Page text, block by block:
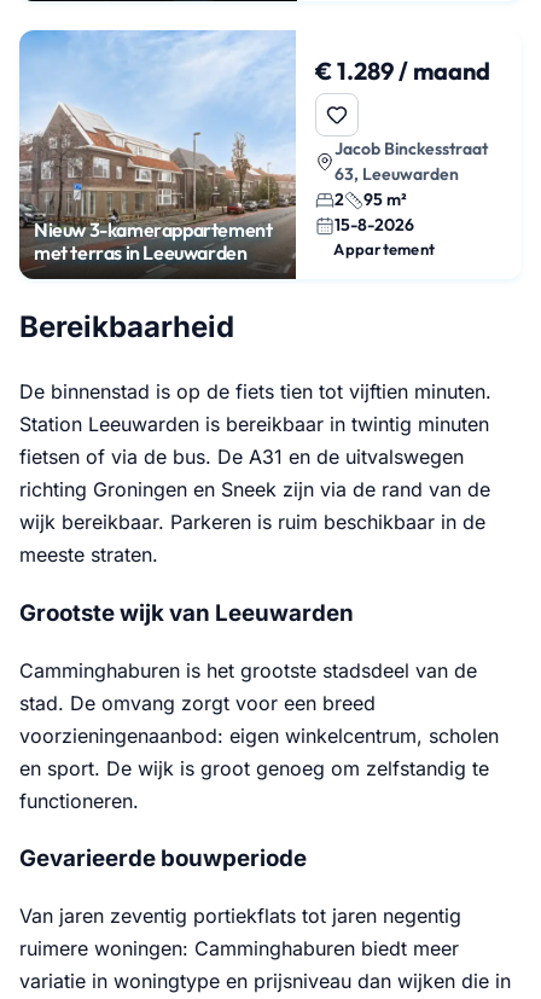
Nieuw 3-kamerappartement
met terras in Leeuwarden
€ 1.289 / maand
Jacob Binckesstraat
63, Leeuwarden
2
95 m²
15-8-2026
Appartement
Bereikbaarheid
De binnenstad is op de fiets tien tot vijftien minuten.
Station Leeuwarden is bereikbaar in twintig minuten
fietsen of via de bus. De A31 en de uitvalswegen
richting Groningen en Sneek zijn via de rand van de
wijk bereikbaar. Parkeren is ruim beschikbaar in de
meeste straten.
Grootste wijk van Leeuwarden
Camminghaburen is het grootste stadsdeel van de
stad. De omvang zorgt voor een breed
voorzieningenaanbod: eigen winkelcentrum, scholen
en sport. De wijk is groot genoeg om zelfstandig te
functioneren.
Gevarieerde bouwperiode
Van jaren zeventig portiekflats tot jaren negentig
ruimere woningen: Camminghaburen biedt meer
variatie in woningtype en prijsniveau dan wijken die in